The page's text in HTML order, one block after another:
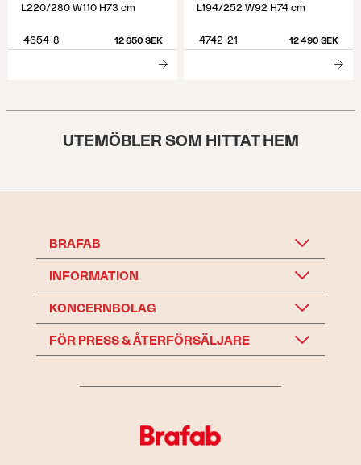
L220/280 W110 H73 cm
4654-8 12 650 SEK
L194/252 W92 H74 cm
4742-21 12 490 SEK
UTEMÖBLER SOM HITTAT HEM
BRAFAB
INFORMATION
KONCERNBOLAG
FÖR PRESS & ÅTERFÖRSÄLJARE